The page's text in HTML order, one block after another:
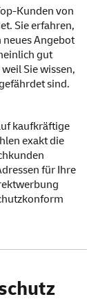
Kunden von
Sie erfahren,
Angebot
gut
Sie wissen,
sind.
kaufkräftige
exakt die
für Ihre